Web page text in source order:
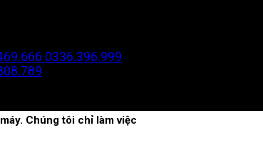
0336.396.999
Chúng tôi chỉ làm việc